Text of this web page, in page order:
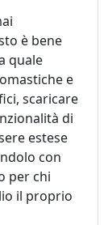
è bene
quale
e
scaricare
di
estese
con
per chi
il proprio